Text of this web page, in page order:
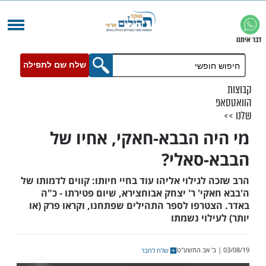
שלח שם לתפילה
הבבא-חאקי, אחיו של
סאלי?
אליהו עוד בחיי חיותו: קווים לדמותו של
לספר התהילים שפתחנו, וקראו פרק (או